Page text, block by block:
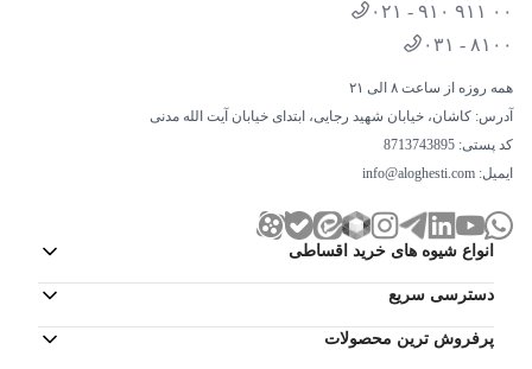
۰۲۱ - ۹۱۰ ۹۱۱ ۰۰
۰۳۱ - ۸۱۰۰
همه روزه از ساعت ۸ الی ۲۱
آدرس: کاشان، خیابان شهید رجایی، ابتدای خیابان آیت الله مدنی
کد پستی: 8713743895
ایمیل: info@aloghesti.com
انواع شیوه های خرید اقساطی
دسترسی سریع
پرفروش ترین محصولات